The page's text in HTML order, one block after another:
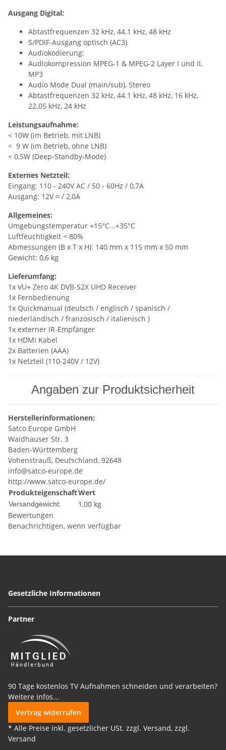
Ausgang Digital:
Abtastfrequenzen 32 kHz, 44.1 kHz, 48 kHz
S/PDIF-Ausgang optisch (AC3)
Audiokodierung:
Audiokompression MPEG-1 & MPEG-2 Layer I und II,
MP3
Audio Mode Dual (main/sub), Stereo
Abtastfrequenzen 32 kHz, 44.1 kHz, 48 kHz, 16 kHz,
22.05 kHz, 24 kHz
Leistungsaufnahme:
< 10W (im Betrieb, mit LNB)
< 9 W (im Betrieb, ohne LNB)
< 0,5W (Deep-Standby-Mode)
Externes Netzteil:
Eingang: 110 - 240V AC / 50 - 60Hz / 0,7A
Ausgang: 12V = / 2,0A
Allgemeines:
Umgebungstemperatur +15°C...+35°C
Luftfeuchtigkeit < 80%
Abmessungen (B x T x H): 140 mm x 115 mm x 50 mm
Gewicht: 0,6 kg
Lieferumfang:
1x VU+ Zero 4K DVB-S2X UHD Receiver
1x Fernbedienung
1x Quickmanual (deutsch / englisch / spanisch /
niederländisch / französisch / italienisch )
1x externer IR-Empfänger
1x HDMI Kabel
2x Batterien (AAA)
1x Netzteil (110-240V / 12V)
Angaben zur Produktsicherheit
Herstellerinformationen:
Satco Europe GmbH
Waidhauser Str. 3
Baden-Württemberg
Vohenstrauß, Deutschland, 92648
info@satco-europe.de
http://www.satco-europe.de/
ProdukteigenschaftWert
Versandgewicht:
1,00 kg
Bewertungen
Benachrichtigen, wenn verfügbar
Gesetzliche Informationen
Partner
90 Tage kostenlos TV Aufnahmen schneiden und verarbeiten?
Weitere Infos...
Vertrag widerrufen
* Alle Preise inkl. gesetzlicher USt. zzgl. Versand, zzgl.
Versand